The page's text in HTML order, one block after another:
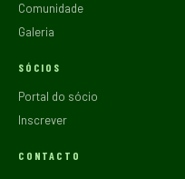
Comunidade
Galeria
SÓCIOS
Portal do sócio
Inscrever
CONTACTO